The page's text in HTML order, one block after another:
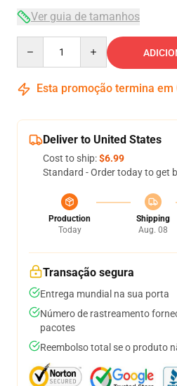
Ver guia de tamanhos
Esta promoção termina em
Deliver to United States
Cost to ship:$6.99
Standard - Order today to get
Production
Today
Shipping
Aug. 08
Transação segura
Entrega mundial na sua porta
Número de rastreamento
pacotes
Reembolso total se o produto